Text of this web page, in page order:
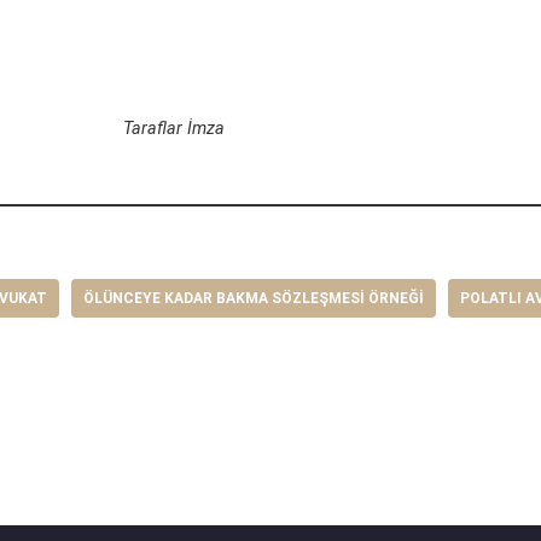
Taraflar İmza
ÖLÜNCEYE KADAR BAKMA SÖZLEŞMESI ÖRNEĞI POLATLI